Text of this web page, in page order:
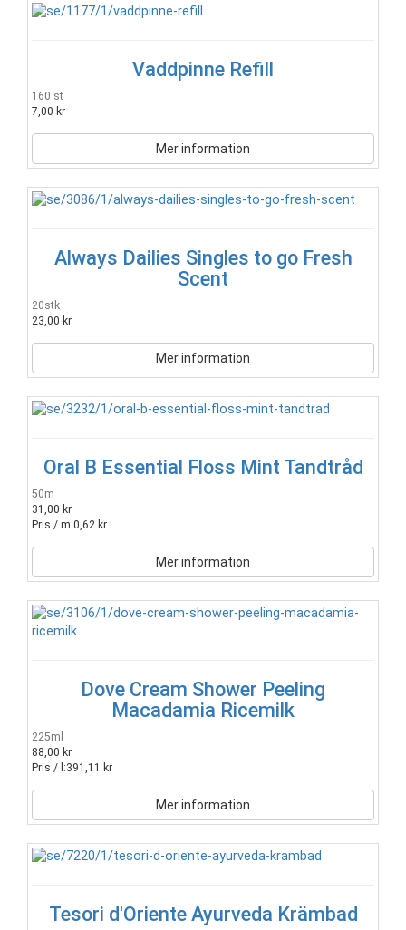
Vaddpinne Refill
160 st
7,00 kr
Mer information
Always Dailies Singles to go Fresh
Scent
20stk
23,00 kr
Mer information
Oral B Essential Floss Mint Tandtråd
50m
31,00 kr
Pris / m:0,62 kr
Mer information
Dove Cream Shower Peeling
Macadamia Ricemilk
225ml
88,00 kr
Pris / l:391,11 kr
Mer information
Tesori d'Oriente Ayurveda Krämbad